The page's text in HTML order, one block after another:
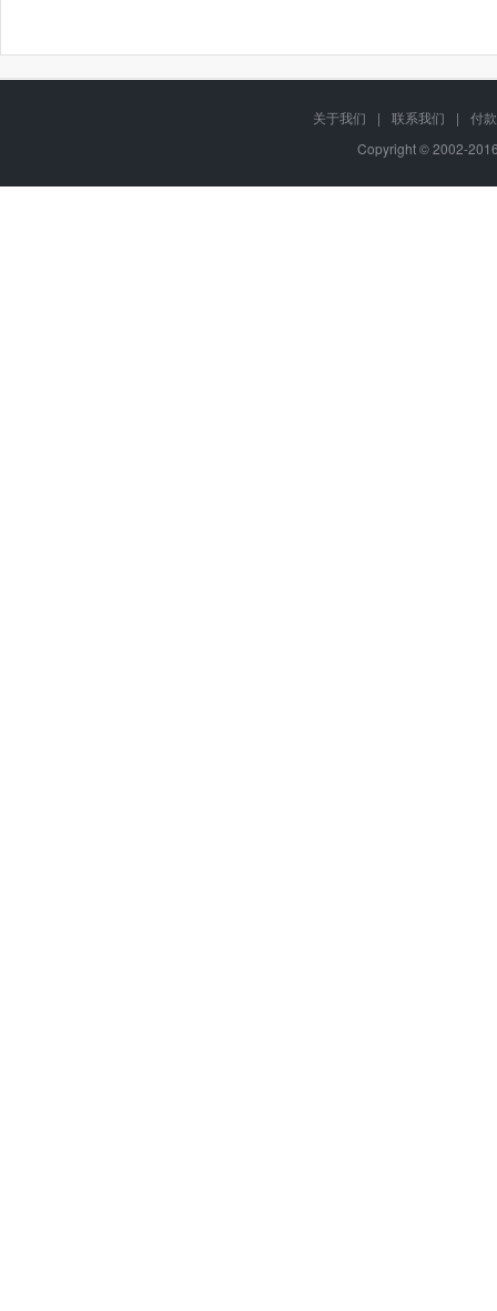
关于我们 | 联系我们 |
付
Copyright © 2002-